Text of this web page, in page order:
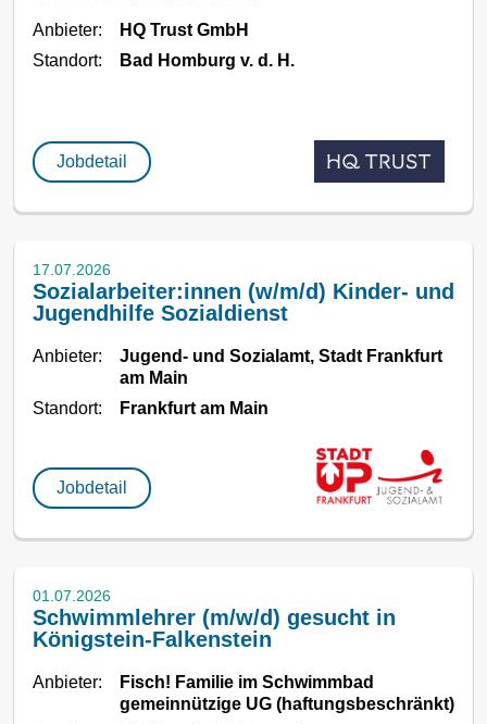
Anbieter:
HQ Trust GmbH
Standort:
Bad Homburg v. d. H.
Jobdetail
17.07.2026
Sozialarbeiter:innen (w/m/d) Kinder- und
Jugendhilfe Sozialdienst
Anbieter:
Jugend- und Sozialamt, Stadt Frankfurt
am Main
Standort:
Frankfurt am Main
Jobdetail
01.07.2026
Schwimmlehrer (m/w/d) gesucht in
Königstein-Falkenstein
Anbieter:
Fisch! Familie im Schwimmbad
gemeinnützige UG (haftungsbeschränkt)